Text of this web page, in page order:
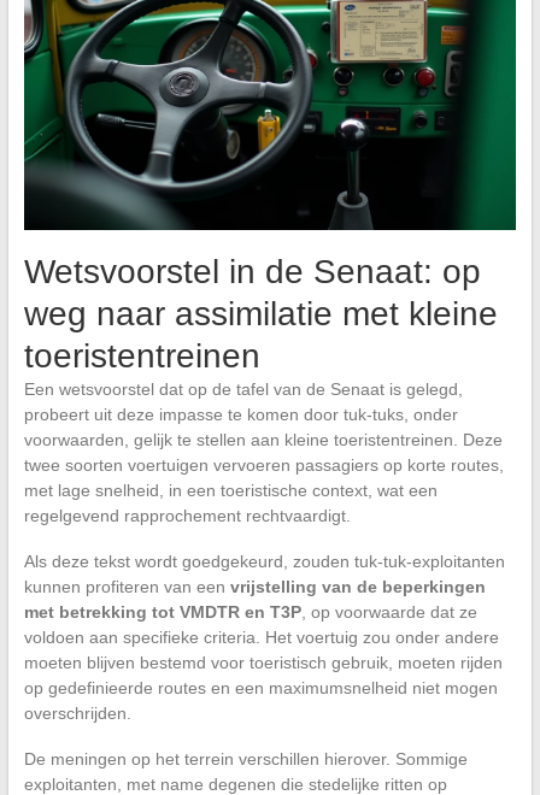
Wetsvoorstel in de Senaat: op
weg naar assimilatie met kleine
toeristentreinen
Een wetsvoorstel dat op de tafel van de Senaat is gelegd,
probeert uit deze impasse te komen door tuk-tuks, onder
voorwaarden, gelijk te stellen aan kleine toeristentreinen. Deze
twee soorten voertuigen vervoeren passagiers op korte routes,
met lage snelheid, in een toeristische context, wat een
regelgevend rapprochement rechtvaardigt.
Als deze tekst wordt goedgekeurd, zouden tuk-tuk-exploitanten
kunnen profiteren van een vrijstelling van de beperkingen
met betrekking tot VMDTR en T3P, op voorwaarde dat ze
voldoen aan specifieke criteria. Het voertuig zou onder andere
moeten blijven bestemd voor toeristisch gebruik, moeten rijden
op gedefinieerde routes en een maximumsnelheid niet mogen
overschrijden.
De meningen op het terrein verschillen hierover. Sommige
exploitanten, met name degenen die stedelijke ritten op